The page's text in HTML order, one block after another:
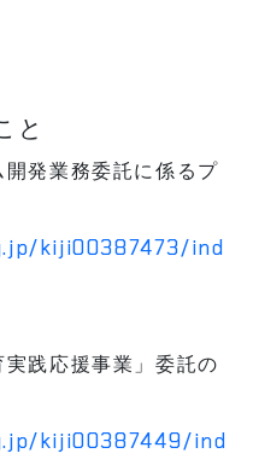
と
発業務委託に係るプ
kiji00387473/ind
実践応援事業」委託の
kiji00387449/ind